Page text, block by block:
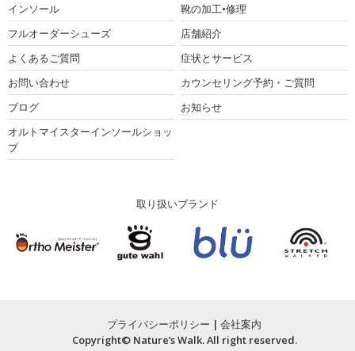
インソール
靴の加工•修理
フルオーダーシューズ
店舗紹介
よくあるご質問
症状とサービス
お問い合わせ
カウンセリング予約・ご質問
ブログ
お知らせ
オルトマイスターインソールショッ
プ
取り扱いブランド
プライバシーポリシー |会社案内
Copyright© Nature’s Walk. All right reserved.